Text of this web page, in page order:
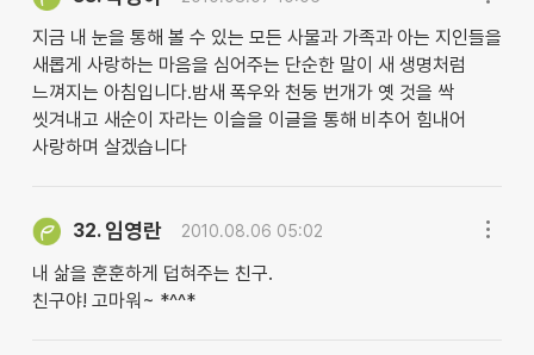
지금 내 눈을 통해 볼 수 있는 모든 사물과 가족과 아는 지인들을
새롭게 사랑하는 마음을 심어주는 단순한 말이 새 생명처럼
느껴지는 아침입니다.밤새 폭우와 천둥 번개가 옛 것을 싹
씻겨내고 새순이 자라는 이슬을 이글을 통해 비추어 힘내어
사랑하며 살겠습니다
32. 임영란 2010.08.06 05:02
내 삶을 훈훈하게 덥혀주는 친구.
친구야! 고마워~ *^^*